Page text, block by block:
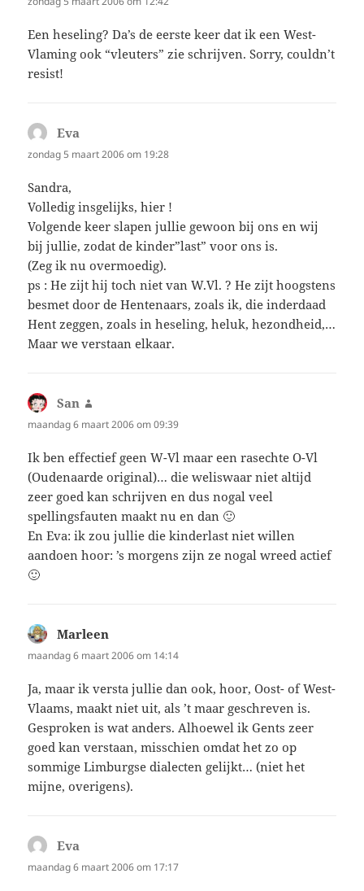
Een heseling? Da’s de eerste keer dat ik een West-
Vlaming ook “vleuters” zie schrijven. Sorry, couldn’t
resist!
Eva
zondag 5 maart 2006 om 19:28
Sandra,
Volledig insgelijks, hier !
Volgende keer slapen jullie gewoon bij ons en wij
bij jullie, zodat de kinder”last” voor ons is.
(Zeg ik nu overmoedig).
ps : He zijt hij toch niet van W.Vl. ? He zijt hoogstens
besmet door de Hentenaars, zoals ik, die inderdaad
Hent zeggen, zoals in heseling, heluk, hezondheid,…
Maar we verstaan elkaar.
San
maandag 6 maart 2006 om 09:39
Ik ben effectief geen W-Vl maar een rasechte O-Vl
(Oudenaarde original)… die weliswaar niet altijd
zeer goed kan schrijven en dus nogal veel
spellingsfauten maakt nu en dan 🙂
En Eva: ik zou jullie die kinderlast niet willen
aandoen hoor: ’s morgens zijn ze nogal wreed actief
🙂
Marleen
maandag 6 maart 2006 om 14:14
Ja, maar ik versta jullie dan ook, hoor, Oost- of West-
Vlaams, maakt niet uit, als ’t maar geschreven is.
Gesproken is wat anders. Alhoewel ik Gents zeer
goed kan verstaan, misschien omdat het zo op
sommige Limburgse dialecten gelijkt… (niet het
mijne, overigens).
Eva
maandag 6 maart 2006 om 17:17